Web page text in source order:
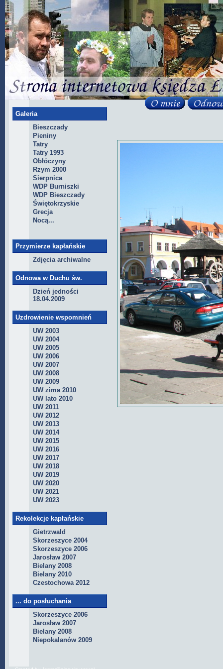
Galeria
Bieszczady
Pieniny
Tatry
Tatry 1993
Obłóczyny
Rzym 2000
Sierpnica
WDP Burniszki
WDP Bieszczady
Świętokrzyskie
Grecja
Nocą...
Przymierze kapłańskie
Zdjęcia archiwalne
Odnowa w Duchu św.
Dzień jedności
18.04.2009
Uzdrowienie wspomnień
UW 2003
UW 2004
UW 2005
UW 2006
UW 2007
UW 2008
UW 2009
UW zima 2010
UW lato 2010
UW 2011
UW 2012
UW 2013
UW 2014
UW 2015
UW 2016
UW 2017
UW 2018
UW 2019
UW 2020
UW 2021
UW 2023
Rekolekcje kapłańskie
Gietrzwald
Skorzeszyce 2004
Skorzeszyce 2006
Jarosław 2007
Bielany 2008
Bielany 2010
Czestochowa 2012
... do posłuchania
Skorzeszyce 2006
Jarosław 2007
Bielany 2008
Niepokalanów 2009